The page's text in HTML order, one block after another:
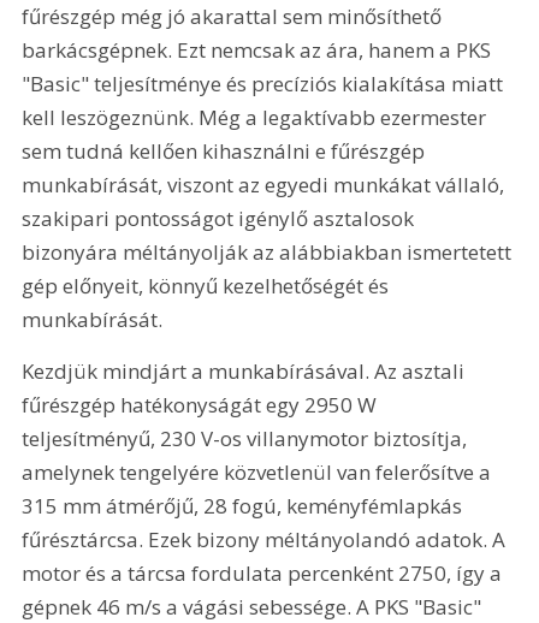
fűrészgép még jó akarattal sem minősíthető
barkácsgépnek. Ezt nemcsak az ára, hanem a PKS
"Basic" teljesítménye és precíziós kialakítása miatt
kell leszögeznünk. Még a legaktívabb ezermester
sem tudná kellően kihasználni e fűrészgép
munkabírását, viszont az egyedi munkákat vállaló,
szakipari pontosságot igénylő asztalosok
bizonyára méltányolják az alábbiakban ismertetett
gép előnyeit, könnyű kezelhetőségét és
munkabírását.
Kezdjük mindjárt a munkabírásával. Az asztali
fűrészgép hatékonyságát egy 2950 W
teljesítményű, 230 V-os villanymotor biztosítja,
amelynek tengelyére közvetlenül van felerősítve a
315 mm átmérőjű, 28 fogú, keményfémlapkás
fűrésztárcsa. Ezek bizony méltányolandó adatok. A
motor és a tárcsa fordulata percenként 2750, így a
gépnek 46 m/s a vágási sebessége. A PKS "Basic"